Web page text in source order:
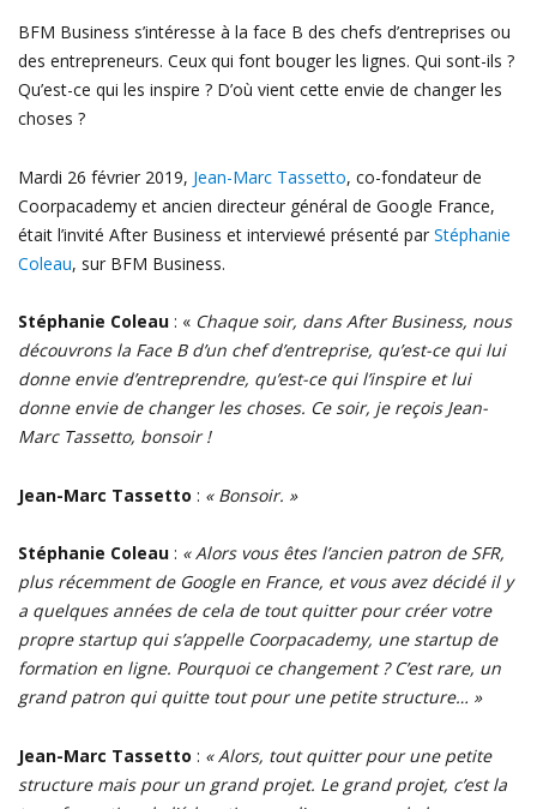
BFM Business s’intéresse à la face B des chefs d’entreprises ou
des entrepreneurs. Ceux qui font bouger les lignes. Qui sont-ils ?
Qu’est-ce qui les inspire ? D’où vient cette envie de changer les
choses ?
Mardi 26 février 2019, Jean-Marc Tassetto, co-fondateur de
Coorpacademy et ancien directeur général de Google France,
était l’invité After Business et interviewé présenté par Stéphanie
Coleau, sur BFM Business.
Stéphanie Coleau : « Chaque soir, dans After Business, nous
découvrons la Face B d’un chef d’entreprise, qu’est-ce qui lui
donne envie d’entreprendre, qu’est-ce qui l’inspire et lui
donne envie de changer les choses. Ce soir, je reçois Jean-
Marc Tassetto, bonsoir !
Jean-Marc Tassetto : « Bonsoir. »
Stéphanie Coleau : « Alors vous êtes l’ancien patron de SFR,
plus récemment de Google en France, et vous avez décidé il y
a quelques années de cela de tout quitter pour créer votre
propre startup qui s’appelle Coorpacademy, une startup de
formation en ligne. Pourquoi ce changement ? C’est rare, un
grand patron qui quitte tout pour une petite structure… »
Jean-Marc Tassetto : « Alors, tout quitter pour une petite
structure mais pour un grand projet. Le grand projet, c’est la